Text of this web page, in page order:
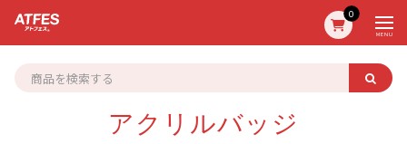
0
MENU
アクリルバッジ